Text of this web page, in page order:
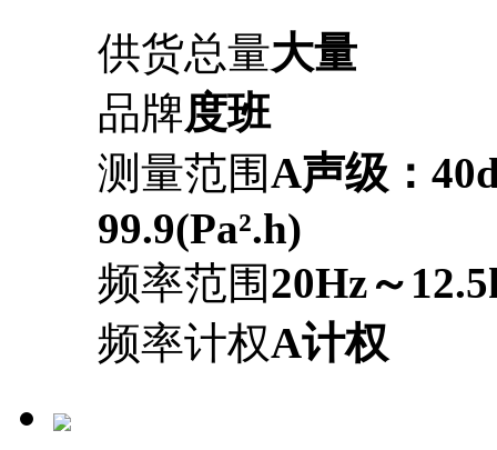
供货总量大量
品牌度班
测量范围A声级：
99.9(Pa².h)
频率范围20Hz～
频率计权A计权